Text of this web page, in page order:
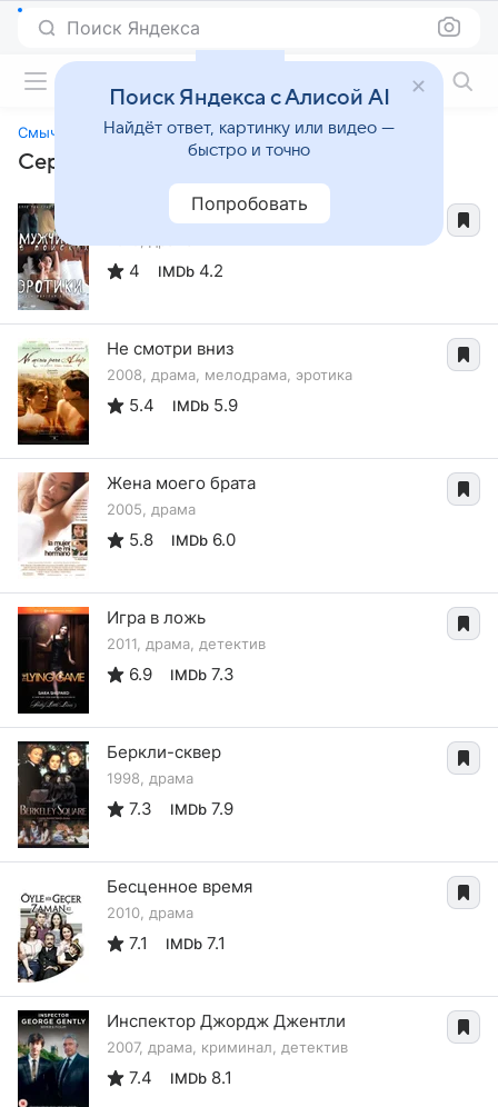
Поиск Яндекса
Смычок
Сериалы, похожие на «Смычок»
Мужчина в поисках эротики
4 IMDb 4.2
Не смотри вниз
2008, драма, мелодрама, эротика
5.4 IMDb 5.9
Жена моего брата
2005, драма
5.8 IMDb 6.0
Игра в ложь
2011, драма, детектив
6.9 IMDb 7.3
Беркли-сквер
1998, драма
7.3 IMDb 7.9
Бесценное время
2010, драма
7.1 IMDb 7.1
Инспектор Джордж Джентли
2007, драма, криминал, детектив
7.4 IMDb 8.1
Поиск Яндекса с Алисой AI
Найдёт ответ, картинку или видео —
быстро и точно
Попробовать